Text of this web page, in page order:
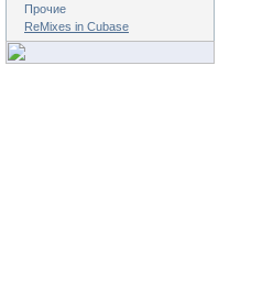
Прочие
ReMixes in Cubase